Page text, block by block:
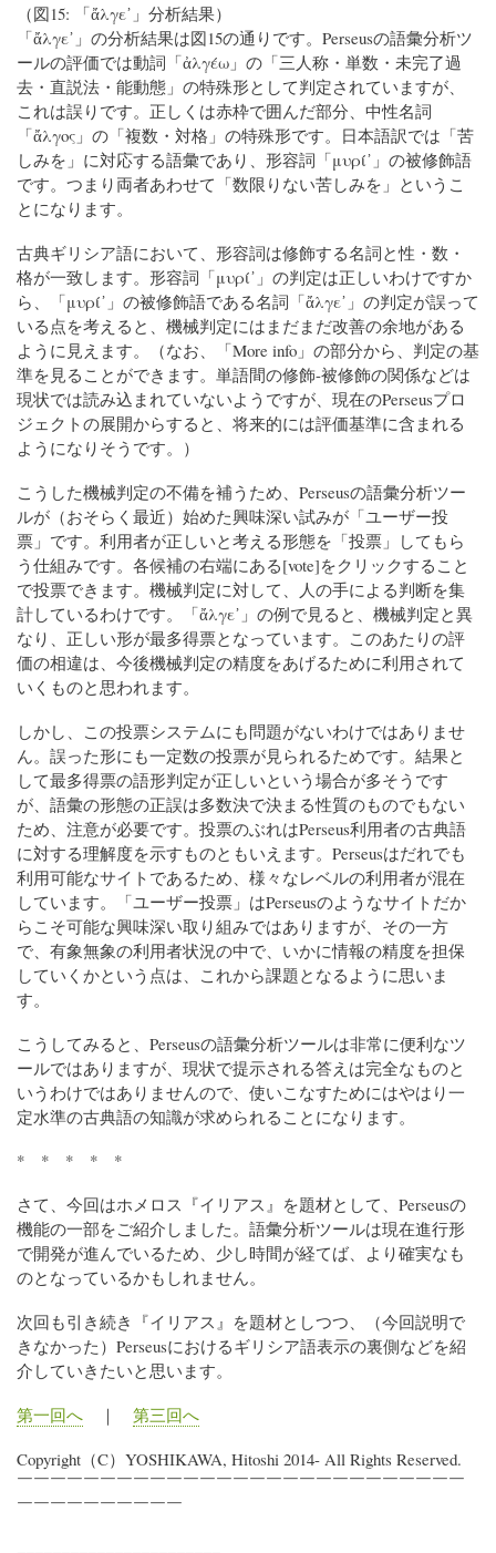
（図15: 「ἄλγε᾽」分析結果）
「ἄλγε᾽」の分析結果は図15の通りです。Perseusの語彙分析ツ
ールの評価では動詞「ἀλγέω」の「三人称・単数・未完了過
去・直説法・能動態」の特殊形として判定されていますが、
これは誤りです。正しくは赤枠で囲んだ部分、中性名詞
「ἄλγος」の「複数・対格」の特殊形です。日本語訳では「苦
しみを」に対応する語彙であり、形容詞「μυρί᾽」の被修飾語
です。つまり両者あわせて「数限りない苦しみを」というこ
とになります。
古典ギリシア語において、形容詞は修飾する名詞と性・数・
格が一致します。形容詞「μυρί᾽」の判定は正しいわけですか
ら、「μυρί᾽」の被修飾語である名詞「ἄλγε᾽」の判定が誤って
いる点を考えると、機械判定にはまだまだ改善の余地がある
ように見えます。（なお、「More info」の部分から、判定の基
準を見ることができます。単語間の修飾-被修飾の関係などは
現状では読み込まれていないようですが、現在のPerseusプロ
ジェクトの展開からすると、将来的には評価基準に含まれる
ようになりそうです。）
こうした機械判定の不備を補うため、Perseusの語彙分析ツー
ルが（おそらく最近）始めた興味深い試みが「ユーザー投
票」です。利用者が正しいと考える形態を「投票」してもら
う仕組みです。各候補の右端にある[vote]をクリックすること
で投票できます。機械判定に対して、人の手による判断を集
計しているわけです。「ἄλγε᾽」の例で見ると、機械判定と異
なり、正しい形が最多得票となっています。このあたりの評
価の相違は、今後機械判定の精度をあげるために利用されて
いくものと思われます。
しかし、この投票システムにも問題がないわけではありませ
ん。誤った形にも一定数の投票が見られるためです。結果と
して最多得票の語形判定が正しいという場合が多そうです
が、語彙の形態の正誤は多数決で決まる性質のものでもない
ため、注意が必要です。投票のぶれはPerseus利用者の古典語
に対する理解度を示すものともいえます。Perseusはだれでも
利用可能なサイトであるため、様々なレベルの利用者が混在
しています。「ユーザー投票」はPerseusのようなサイトだか
らこそ可能な興味深い取り組みではありますが、その一方
で、有象無象の利用者状況の中で、いかに情報の精度を担保
していくかという点は、これから課題となるように思いま
す。
こうしてみると、Perseusの語彙分析ツールは非常に便利なツ
ールではありますが、現状で提示される答えは完全なものと
いうわけではありませんので、使いこなすためにはやはり一
定水準の古典語の知識が求められることになります。
* * * * *
さて、今回はホメロス『イリアス』を題材として、Perseusの
機能の一部をご紹介しました。語彙分析ツールは現在進行形
で開発が進んでいるため、少し時間が経てば、より確実なも
のとなっているかもしれません。
次回も引き続き『イリアス』を題材としつつ、（今回説明で
きなかった）Perseusにおけるギリシア語表示の裏側などを紹
介していきたいと思います。
第一回へ ｜ 第三回へ
Copyright（C）YOSHIKAWA, Hitoshi 2014- All Rights Reserved.
￣￣￣￣￣￣￣￣￣￣￣￣￣￣￣￣￣￣￣￣￣￣￣￣￣￣￣
￣￣￣￣￣￣￣￣￣￣